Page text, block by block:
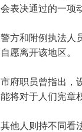
会表决通过的一项
警方和附例执法人
自愿离开该地区。
市府职员曾指出，
能将对于人们宪章
其他人则持不同看